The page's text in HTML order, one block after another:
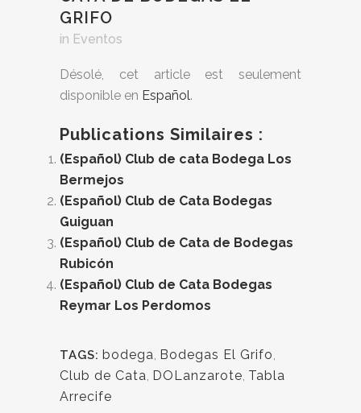
GRIFO
in Eventos
Désolé, cet article est seulement
disponible en Español.
Publications Similaires :
(Español) Club de cata Bodega Los
Bermejos
(Español) Club de Cata Bodegas
Guiguan
(Español) Club de Cata de Bodegas
Rubicón
(Español) Club de Cata Bodegas
Reymar Los Perdomos
TAGS: bodega, Bodegas El Grifo,
Club de Cata, DOLanzarote, Tabla
Arrecife